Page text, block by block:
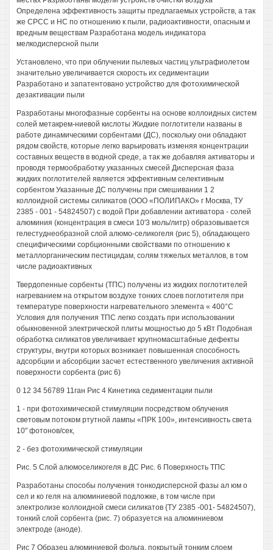
Определена эффективность защиты предлагаемых устройств, а так
же СРСС и НС по отношению к пыли, радиоактивности, опасным и
вредным веществам Разработана модель индикатора
мелкодисперсной пыли
Установлено, что при облучении пылевых частиц ультрафиолетом
значительно увеличивается скорость их седиментации
Разработано и запатентовано устройство для фотохимической
дезактивации пыли
Разработаны многофазные сорбенты на основе коллоидных систем
солей метакрем-ниевой кислоты Жидкие поглотители названы в
работе динамическими сорбентами (ДС), поскольку они обладают
рядом свойств, которые легко варьировать изменяя концентрации
составных веществ в водной среде, а так же добавляя активаторы и
проводя термообработку указанных смесей Дисперсная фаза
жидких поглотителей является эффективным селективным
сорбентом Указанные ДС получены при смешивании 1 2
коллоидной системы силикатов (ООО «ПОЛИПАКО» г Москва, ТУ
2385 - 001 - 54824507) с водой При добавлении активатора - солей
алюминия (концентрация в смеси 10'3 моль/литр) образовывается
гелестуднеобразной слой алюмо-селикогеля (рис 5), обладающего
специфическими сорбционными свойствами по отношению к
металлорганическим пестицидам, солям тяжелых металлов, в том
числе радиоактивных
Твердопенные сорбенты (ТПС) получены из жидких поглотителей
нагреванием на открытом воздухе тонких слоев поглотителя при
температуре поверхности нагревательного элемента « 400°С
Условия для получения ТПС легко создать при использовании
обыкновенной электрической плиты мощностью до 5 кВт Подобная
обработка силикатов увеличивает крупномасштабные дефекты
структуры, внутри которых возникает повышенная способность
адсорбции и абсорбции засчет естественного увеличения активной
поверхности сорбента (рис 6)
0 12 34 56789 11ган Рис 4 Кинетика седиментации пыли
1 - при фотохимической стимуляции посредством облучения
световым потоком ртутной лампы «ПРК 100», интенсивность света
10" фотонов/сек,
2 - без фотохимической стимуляции
Рис. 5 Слой алюмоселикогеля в ДС Рис. 6 Поверхность ТПС
Разработаны способы получения тонкодисперсной фазы ал юм о
сел и ко геля на алюминиевой подложке, в том числе при
электролизе коллоидной смеси силикатов {ТУ 2385 -001- 54824507),
тонкий слой сорбента (рис. 7) образуется на алюминиевом
электроде (аноде).
Рис 7 Образец алюминиевой фольга, покрытый тонким слоем